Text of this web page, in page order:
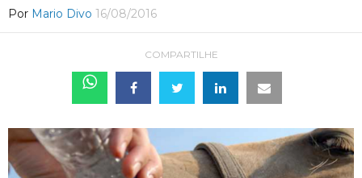
Por Mario Divo 16/08/2016
COMPARTILHE